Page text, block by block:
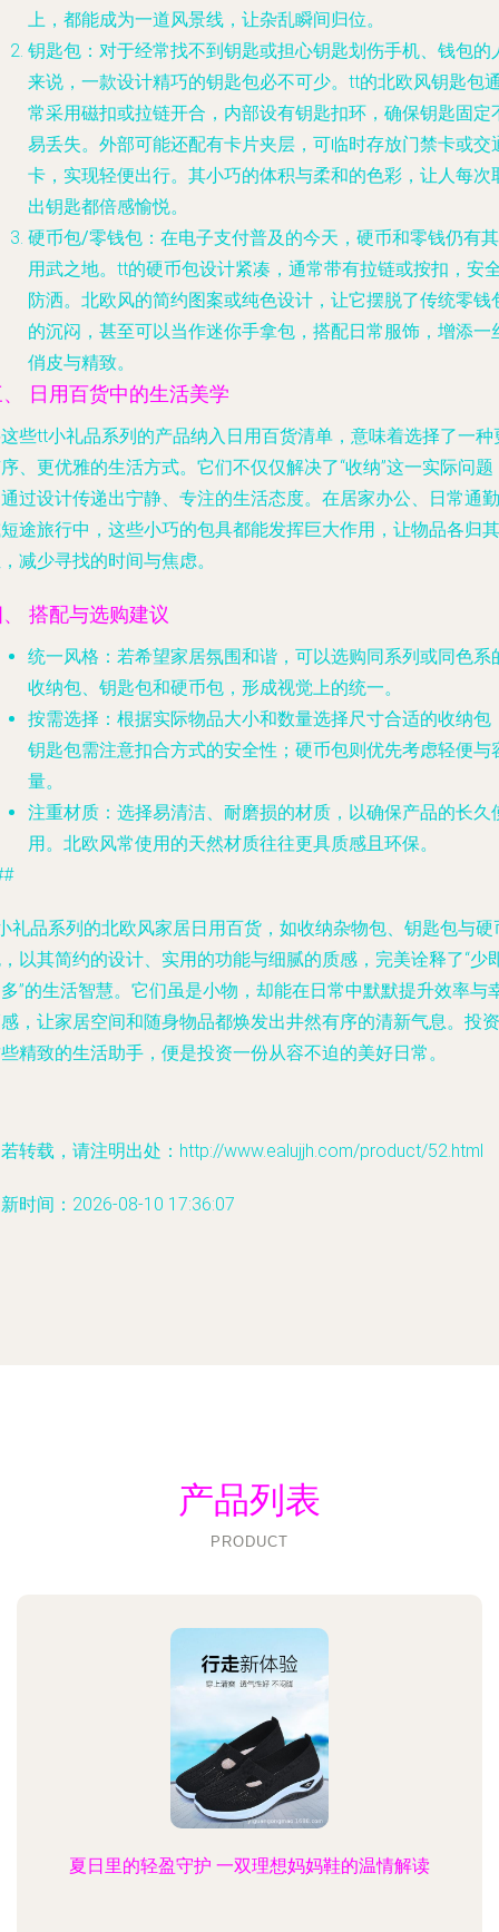
上，都能成为一道风景线，让杂乱瞬间归位。
钥匙包 ：对于经常找不到钥匙或担心钥匙划伤手机、钱包的
来说，一款设计精巧的钥匙包必不可少。tt的北欧风钥匙包
常采用磁扣或拉链开合，内部设有钥匙扣环，确保钥匙固定
易丢失。外部可能还配有卡片夹层，可临时存放门禁卡或交
卡，实现轻便出行。其小巧的体积与柔和的色彩，让人每次
出钥匙都倍感愉悦。
硬币包/零钱包 ：在电子支付普及的今天，硬币和零钱仍有其
用武之地。tt的硬币包设计紧凑，通常带有拉链或按扣，安
防洒。北欧风的简约图案或纯色设计，让它摆脱了传统零钱
的沉闷，甚至可以当作迷你手拿包，搭配日常服饰，增添一
俏皮与精致。
日用百货中的生活美学
些tt小礼品系列的产品纳入日用百货清单，意味着选择了一种
、更优雅的生活方式。它们不仅仅解决了“收纳”这一实际问题
过设计传递出宁静、专注的生活态度。在居家办公、日常通勤
途旅行中，这些小巧的包具都能发挥巨大作用，让物品各归其
减少寻找的时间与焦虑。
搭配与选购建议
统一风格 ：若希望家居氛围和谐，可以选购同系列或同色系
收纳包、钥匙包和硬币包，形成视觉上的统一。
按需选择 ：根据实际物品大小和数量选择尺寸合适的收纳包
钥匙包需注意扣合方式的安全性；硬币包则优先考虑轻便与
量。
注重材质 ：选择易清洁、耐磨损的材质，以确保产品的长久
用。北欧风常使用的天然材质往往更具质感且环保。
礼品系列的北欧风家居日用百货，如收纳杂物包、钥匙包与硬
以其简约的设计、实用的功能与细腻的质感，完美诠释了“少
”的生活智慧。它们虽是小物，却能在日常中默默提升效率与
，让家居空间和随身物品都焕发出井然有序的清新气息。投资
精致的生活助手，便是投资一份从容不迫的美好日常。
转载，请注明出处：http://www.ealujjh.com/product/52.html
时间：2026-08-10 17:36:07
产品列表
PRODUCT
夏日里的轻盈守护 一双理想妈妈鞋的温情解读